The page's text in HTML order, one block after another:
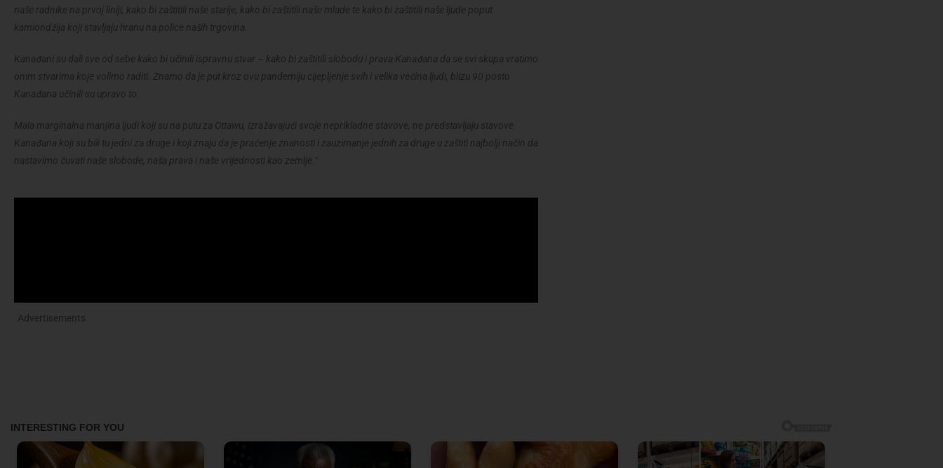
naše radnike na prvoj liniji, kako bi zaštitili naše starije, kako bi zaštitili naše mlade te kako bi zaštitili naše ljude poput
kamiondžija koji stavljaju hranu na police naših trgovina.
Kanađani su dali sve od sebe kako bi učinili ispravnu stvar – kako bi zaštitili slobodu i prava Kanađana da se svi skupa vratimo
onim stvarima koje volimo raditi. Znamo da je put kroz ovu pandemiju cijepljenje svih i velika većina ljudi, blizu 90 posto
Kanađana učinili su upravo to.
Mala marginalna manjina ljudi koji su na putu za Ottawu, izražavajući svoje neprikladne stavove, ne predstavljaju stavove
Kanađana koji su bili tu jedni za druge i koji znaju da je praćenje znanosti i zauzimanje jednih za druge u zaštiti najbolji način da
nastavimo čuvati naše slobode, naša prava i naše vrijednosti kao zemlje.“
Advertisements